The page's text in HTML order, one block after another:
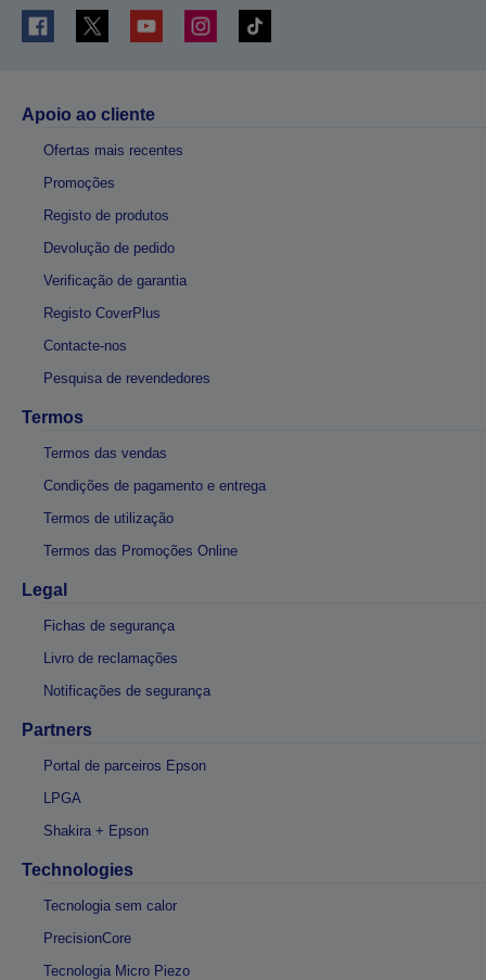
Apoio ao cliente
Ofertas mais recentes
Promoções
Registo de produtos
Devolução de pedido
Verificação de garantia
Registo CoverPlus
Contacte-nos
Pesquisa de revendedores
Termos
Termos das vendas
Condições de pagamento e entrega
Termos de utilização
Termos das Promoções Online
Legal
Fichas de segurança
Livro de reclamações
Notificações de segurança
Partners
Portal de parceiros Epson
LPGA
Shakira + Epson
Technologies
Tecnologia sem calor
PrecisionCore
Tecnologia Micro Piezo